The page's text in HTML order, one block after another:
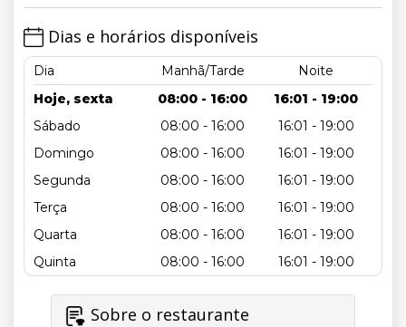
Dias e horários disponíveis
Dia Manhã/Tarde
Noite
Hoje, sexta
08:00 - 16:00
16:01 - 19:00
Sábado
08:00 - 16:00
16:01 - 19:00
Domingo
08:00 - 16:00
16:01 - 19:00
Segunda
08:00 - 16:00
16:01 - 19:00
Terça
08:00 - 16:00
16:01 - 19:00
Quarta
08:00 - 16:00
16:01 - 19:00
Quinta
08:00 - 16:00 16:01 - 19:00
Sobre o restaurante